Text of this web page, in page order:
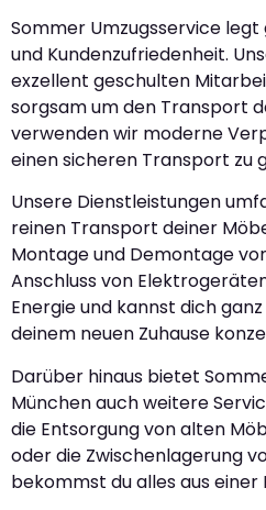
Sommer Umzugsservice
und Kundenzufriedenheit.
exzellent geschulten
sorgsam um den Transport
verwenden wir moderne
einen sicheren Transport zu
Unsere Dienstleistungen
reinen Transport deiner
Montage und Demontage
Anschluss von
Energie und kannst dich
deinem neuen Zuhause
Darüber hinaus bietet
München auch weitere
die Entsorgung von alten
oder die Zwischenlagerung
bekommst du alles aus einer